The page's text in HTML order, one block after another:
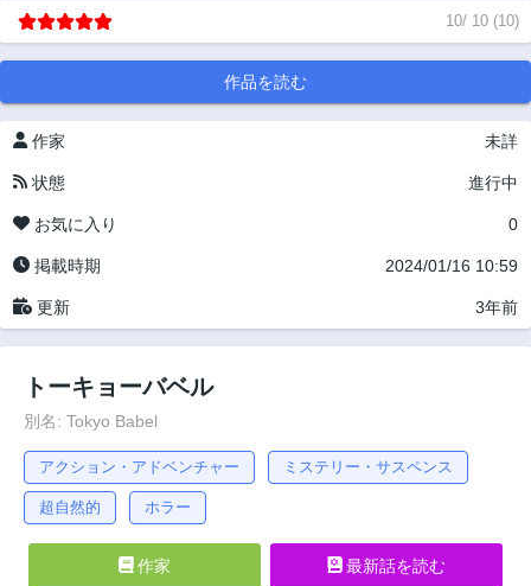
10/ 10 (10)
作品を読む
作家 未詳
状態 進行中
お気に入り 0
掲載時期 2024/01/16 10:59
更新 3年前
トーキョーバベル
別名: Tokyo Babel
アクション・アドベンチャー ミステリー・サスペンス
超自然的 ホラー
作家 最新話を読む